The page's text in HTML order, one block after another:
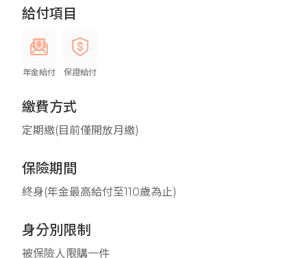
給付項目
年金給付 保證給付
繳費方式
定期繳(目前僅開放月繳)
保險期間
終身(年金最高給付至110歲為止)
身分別限制
被保險人限購一件